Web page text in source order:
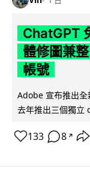
ChatGPT
體修圖兼
帳號
Adobe 宣布推出
去年推出三個獨
133 8 ↗